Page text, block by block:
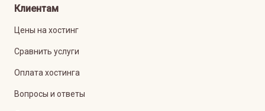
Клиентам
Цены на хостинг
Сравнить услуги
Оплата хостинга
Вопросы и ответы